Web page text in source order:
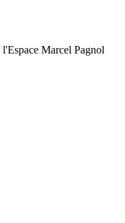
Marcel Pagnol